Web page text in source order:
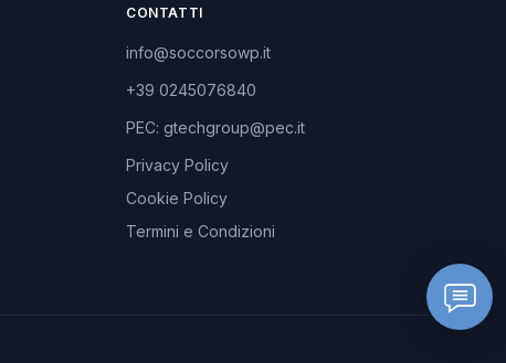
CONTATTI
info@soccorsowp.it
+39 0245076840
PEC: gtechgroup@pec.it
Privacy Policy
Cookie Policy
Termini e Condizioni